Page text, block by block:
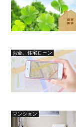
お金、住宅ローン
マンション